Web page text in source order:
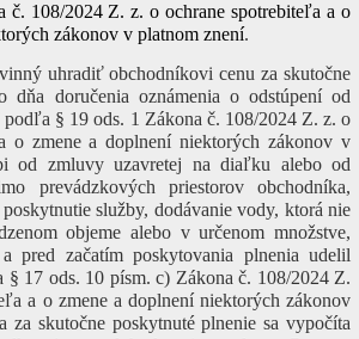
č. 108/2024 Z. z. o ochrane spotrebiteľa a o
zákonov v platnom znení.
uhradiť obchodníkovi cenu za skutočne
dňa doručenia oznámenia o odstúpení od
§ 19 ods. 1 Zákona č. 108/2024 Z. z. o
o zmene a doplnení niektorých zákonov v
od zmluvy uzavretej na diaľku alebo od
prevádzkových priestorov obchodníka,
služby, dodávanie vody, ktorá nie
objeme alebo v určenom množstve,
pred začatím poskytovania plnenia udelil
17 ods. 10 písm. c) Zákona č. 108/2024 Z.
a o zmene a doplnení niektorých zákonov
za skutočne poskytnuté plnenie sa vypočíta